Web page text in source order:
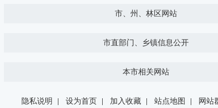
市、州、林区网站
市直部门、乡镇信息公开
本市相关网站
隐私说明 | 设为首页 | 加入收藏 | 站点地图 | 网站